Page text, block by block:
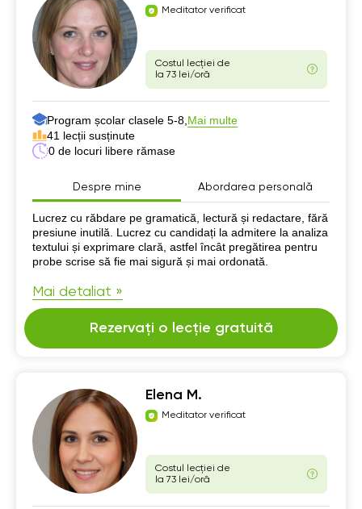
Meditator verificat
Costul lecției de
la 73 lei/oră
Program școlar clasele 5-8, Mai multe
41 lecții susținute
0 de locuri libere rămase
Despre mine Abordarea personală
Despre mine
Lucrez cu răbdare pe gramatică, lectură și redactare, fără
presiune inutilă. Lucrez cu candidați la admitere la analiza
textului și exprimare clară, astfel încât pregătirea pentru
probe scrise să fie mai sigură și mai ordonată.
Mai detaliat »
Rezervați o lecție gratuită
Elena M.
Meditator verificat
Costul lecției de
la 73 lei/oră